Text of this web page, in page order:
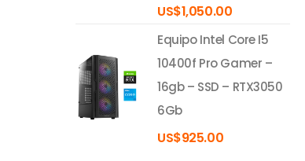
US$1,050.00
Equipo Intel Core I5
10400f Pro Gamer –
16gb – SSD – RTX3050
6Gb
US$925.00